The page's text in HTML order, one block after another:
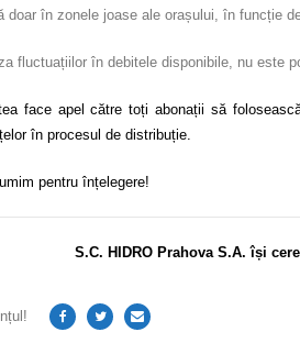
doar în zonele joase ale orașului, în funcție
fluctuațiilor în debitele disponibile, nu este
face apel către toți abonații să
în procesul de distribuție.
pentru înțelegere!
S.C. HIDRO Prahova S.A. își